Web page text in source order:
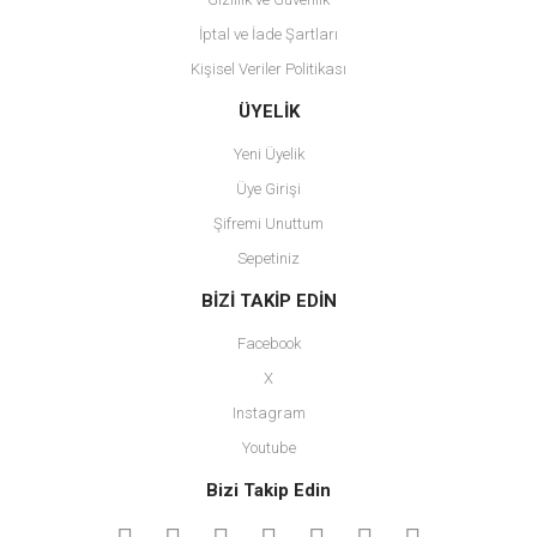
Gönder
İptal ve İade Şartları
Kişisel Veriler Politikası
ÜYELİK
Yeni Üyelik
Üye Girişi
Şifremi Unuttum
Sepetiniz
BİZİ TAKİP EDİN
Facebook
X
Instagram
Youtube
Bizi Takip Edin